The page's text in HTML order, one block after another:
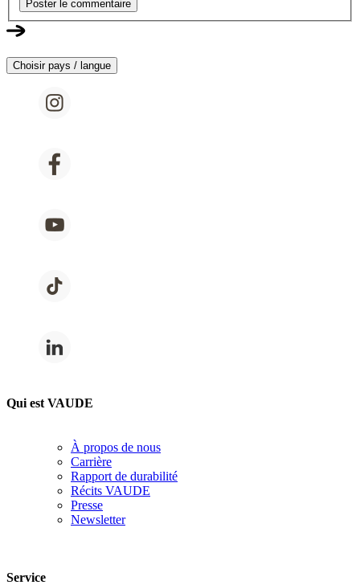
Poster le commentaire
Choisir pays / langue
Qui est VAUDE
À propos de nous
Carrière
Rapport de durabilité
Récits VAUDE
Presse
Newsletter
Service